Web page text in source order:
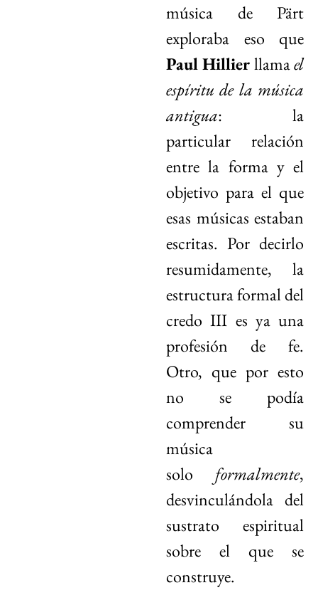
música de Pärt
exploraba eso que
Paul Hillierllamael
espíritu de la música
antigua: la
particular relación
entre la forma y el
objetivo para el que
esas músicas estaban
escritas. Por decirlo
resumidamente, la
estructura formal del
credo III es ya una
profesión de fe.
Otro, que por esto
no se podía
comprender su
música
solo formalmente,
desvinculándola del
sustrato espiritual
sobre el que se
construye.